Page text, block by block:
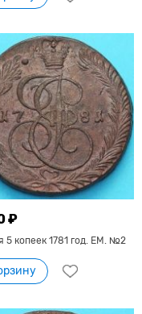
₽
5 копеек 1781 год. ЕМ. №2